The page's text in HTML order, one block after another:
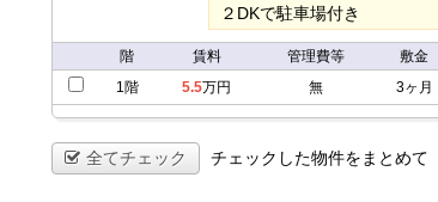
２DKで駐車場付き
階 賃料 管理費等 敷金
1階
5.5万円 無 3ヶ月
全てチェック チェックした物件をまとめて